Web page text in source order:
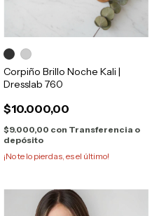
Corpiño Brillo Noche Kali |
Dresslab 760
$10.000,00
$9.000,00 con Transferencia o
depósito
¡No te lo pierdas, es el último!